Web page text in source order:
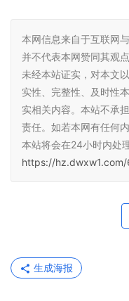
本网信息来自于互联网
并不代表本网赞同其观
未经本站证实，对本文
实性、完整性、及时性
实相关内容。本站不承
责任。如若本网有任何
本站将会在24小时内处
https://
生成海报